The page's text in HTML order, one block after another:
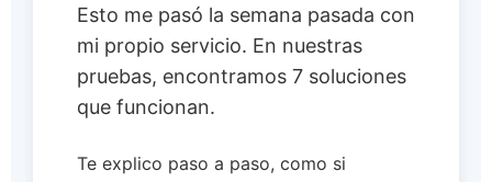
Esto me pasó la semana pasada con
mi propio servicio. En nuestras
pruebas, encontramos 7 soluciones
que funcionan.
Te explico paso a paso, como si